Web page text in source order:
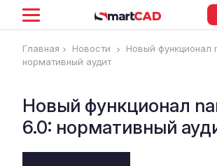
Главная Новости
Новый функционал
нормативный аудит
Новый функционал
6.0: нормативный